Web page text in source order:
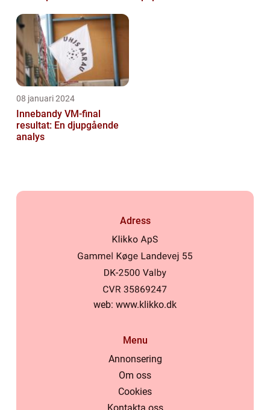
08 januari 2024
Innebandy VM-final
resultat: En djupgående
analys
Adress
web: www.klikko.dk
Menu
Annonsering
Om oss
Cookies